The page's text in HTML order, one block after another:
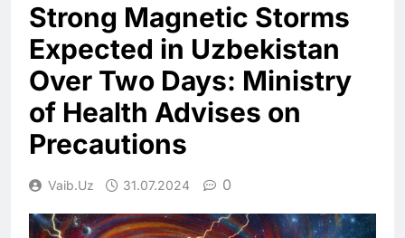
Strong Magnetic Storms
Expected in Uzbekistan
Over Two Days: Ministry
of Health Advises on
Precautions
Vaib.uz 31.07.2024 0